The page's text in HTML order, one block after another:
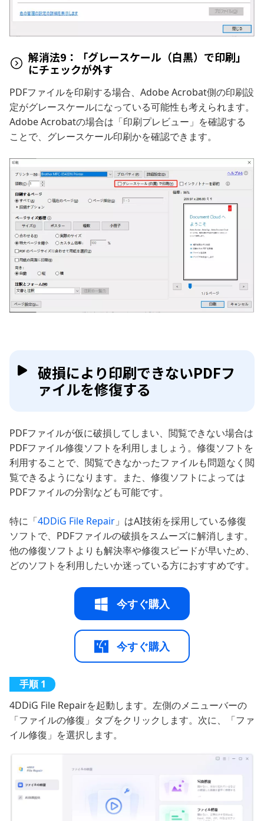
解消法9：「グレースケール（白黒）で印刷」
にチェックが外す
PDFファイルを印刷する場合、Adobe Acrobat側の印刷設
定がグレースケールになっている可能性も考えられます。
Adobe Acrobatの場合は「印刷プレビュー」を確認する
ことで、グレースケール印刷かを確認できます。
破損により印刷できないPDFフ
ァイルを修復する
PDFファイルが仮に破損してしまい、閲覧できない場合は
PDFファイル修復ソフトを利用しましょう。修復ソフトを
利用することで、閲覧できなかったファイルも問題なく閲
覧できるようになります。また、修復ソフトによっては
PDFファイルの分割なども可能です。
特に「4DDiG File Repair 」はAI技術を採用している修復
ソフトで、PDFファイルの破損をスムーズに解消します。
他の修復ソフトよりも解決率や修復スピードが早いため、
どのソフトを利用したいか迷っている方におすすめです。
今すぐ購入
今すぐ購入
4DDiG File Repairを起動します。左側のメニューバーの
「ファイルの修復」タブをクリックします。次に、「ファ
イル修復」を選択します。